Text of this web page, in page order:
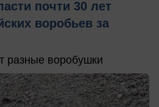
почти 30 лет
воробьев за
разные воробушки